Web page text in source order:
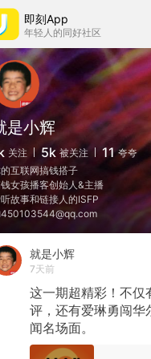
即刻App
年轻人的同好社区
是小辉
关注 5k 被关注 11 夸夸
互联网搞钱搭子
女孩播客创始人&主播
故事和链接人的ISFP
就是小辉
7天前
这一期超精彩！不仅
评，还有爱琳勇闯华
闻名场面。